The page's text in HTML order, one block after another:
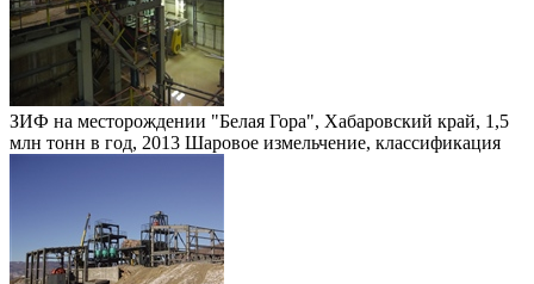
ЗИФ на месторождении "Белая Гора", Хабаровский край, 1,5
млн тонн в год, 2013 Шаровое измельчение, классификация